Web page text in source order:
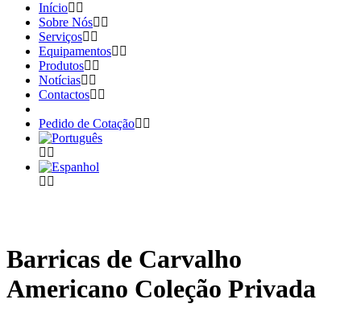
Início
Sobre Nós
Serviços
Equipamentos
Produtos
Notícias
Contactos
Pedido de Cotação
Barricas de Carvalho
Americano Coleção Privada